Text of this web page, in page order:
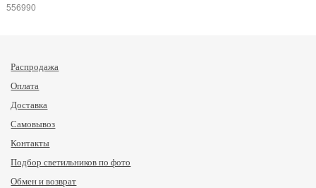
556990
Распродажа
Оплата
Доставка
Самовывоз
Контакты
Подбор светильников по фото
Обмен и возврат